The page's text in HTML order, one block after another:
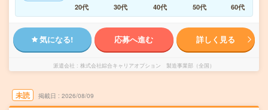
20代
30代 40代 50代 60代
気になる! 応募へ進む 詳しく見る
派遣会社 株式会社綜合キャリアオプション 製造事業部（全国）
未読 掲載日 2026/08/09